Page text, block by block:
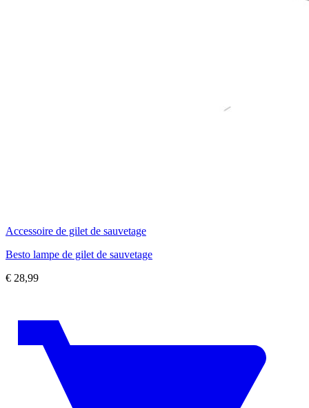
Accessoire de gilet de sauvetage
Besto lampe de gilet de sauvetage
€ 28,99